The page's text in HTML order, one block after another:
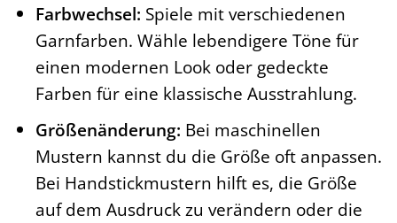
Farbwechsel: Spiele mit verschiedenen
Garnfarben. Wähle lebendigere Töne für
einen modernen Look oder gedeckte
Farben für eine klassische Ausstrahlung.
Größenänderung: Bei maschinellen
Mustern kannst du die Größe oft anpassen.
Bei Handstickmustern hilft es, die Größe
auf dem Ausdruck zu verändern oder die